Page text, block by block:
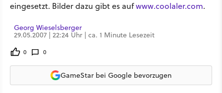
eingesetzt. Bilder dazu gibt es aufwww.coolaler.com.
Georg Wieselsberger
29.05.2007 | 22:24 Uhr | ca. 1 Minute Lesezeit
0 0
GameStar bei Google bevorzugen